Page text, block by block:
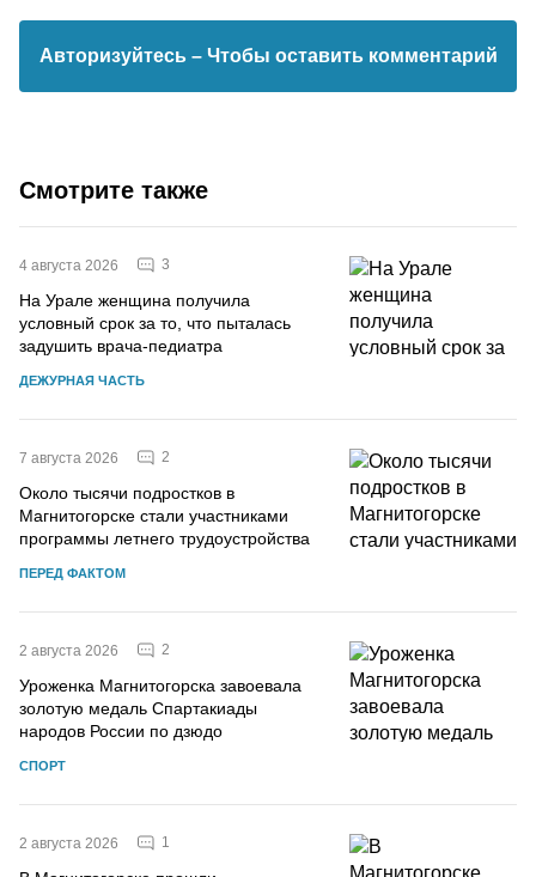
Авторизуйтесь – Чтобы оставить комментарий
Смотрите также
4 августа 2026 3
На Урале женщина получила
условный срок за то, что пыталась
задушить врача-педиатра
ДЕЖУРНАЯ ЧАСТЬ
7 августа 2026 2
Около тысячи подростков в
Магнитогорске стали участниками
программы летнего трудоустройства
ПЕРЕД ФАКТОМ
2 августа 2026 2
Уроженка Магнитогорска завоевала
золотую медаль Спартакиады
народов России по дзюдо
СПОРТ
2 августа 2026 1